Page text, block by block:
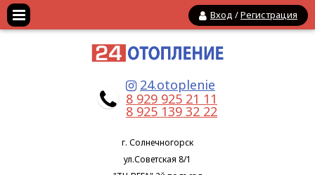
Вход /Регистрация
24.otoplenie
8 929 925 21 11
8 925 139 32 22
г. Солнечногорск
ул.Советская 8/1